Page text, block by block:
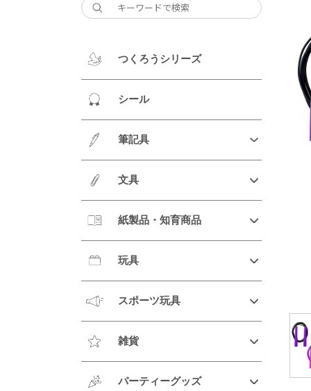
つくろうシリーズ
シール
筆記具
文具
紙製品・知育商品
玩具
スポーツ玩具
雑貨
パーティーグッズ